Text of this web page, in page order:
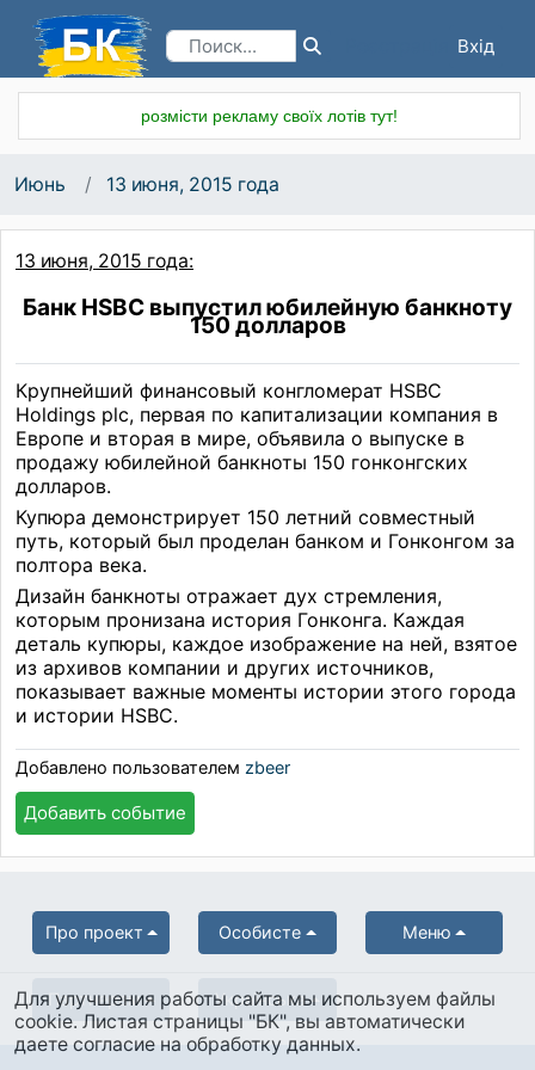
Вхід
розмісти рекламу своїх лотів тут!
Июнь 13 июня, 2015 года
13 июня, 2015 года:
Банк HSBC выпустил юбилейную банкноту
150 долларов
Крупнейший финансовый конгломерат HSBC
Holdings plc, первая по капитализации компания в
Европе и вторая в мире, объявила о выпуске в
продажу юбилейной банкноты 150 гонконгских
долларов.
Купюра демонстрирует 150 летний совместный
путь, который был проделан банком и Гонконгом за
полтора века.
Дизайн банкноты отражает дух стремления,
которым пронизана история Гонконга. Каждая
деталь купюры, каждое изображение на ней, взятое
из архивов компании и других источников,
показывает важные моменты истории этого города
и истории HSBC.
Добавлено пользователем zbeer
Добавить событие
Про проект Особисте Меню
Партнерам Українська
Для улучшения работы сайта мы используем файлы
cookie. Листая страницы "БК", вы автоматически
даете согласие на обработку данных.